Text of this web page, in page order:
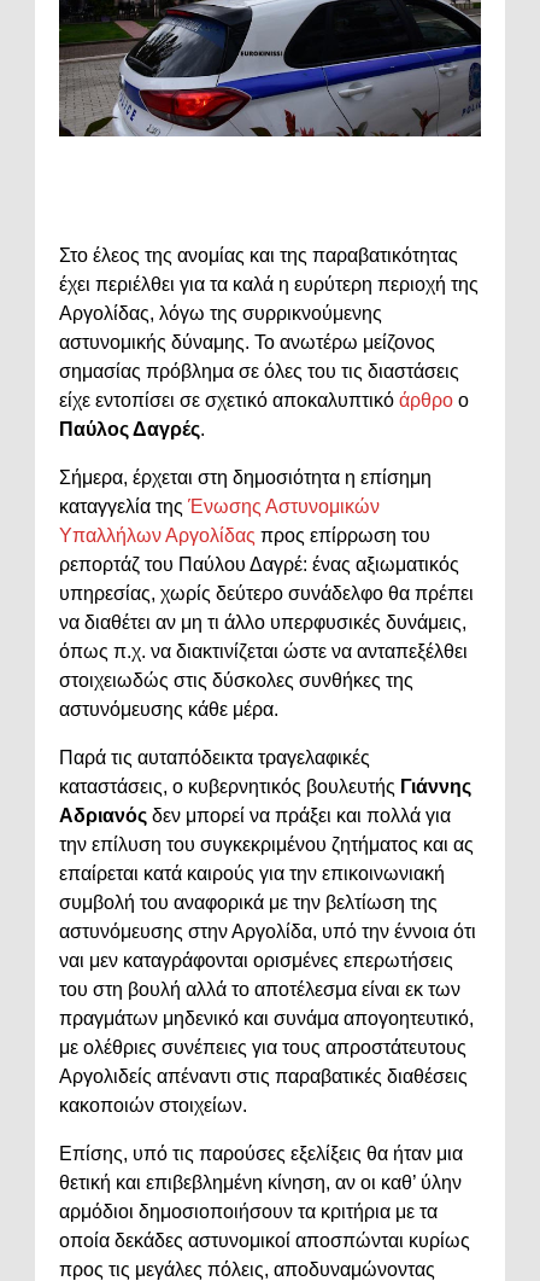
Στο έλεος της ανομίας και της παραβατικότητας
έχει περιέλθει για τα καλά η ευρύτερη περιοχή της
Αργολίδας, λόγω της συρρικνούμενης
αστυνομικής δύναμης. Το ανωτέρω μείζονος
σημασίας πρόβλημα σε όλες του τις διαστάσεις
είχε εντοπίσει σε σχετικό αποκαλυπτικό άρθρο ο
Παύλος Δαγρές.
Σήμερα, έρχεται στη δημοσιότητα η επίσημη
καταγγελία της Ένωσης Αστυνομικών
Υπαλλήλων Αργολίδας προς επίρρωση του
ρεπορτάζ του Παύλου Δαγρέ: ένας αξιωματικός
υπηρεσίας, χωρίς δεύτερο συνάδελφο θα πρέπει
να διαθέτει αν μη τι άλλο υπερφυσικές δυνάμεις,
όπως π.χ. να διακτινίζεται ώστε να ανταπεξέλθει
στοιχειωδώς στις δύσκολες συνθήκες της
αστυνόμευσης κάθε μέρα.
Παρά τις αυταπόδεικτα τραγελαφικές
καταστάσεις, ο κυβερνητικός βουλευτής Γιάννης
Αδριανός δεν μπορεί να πράξει και πολλά για
την επίλυση του συγκεκριμένου ζητήματος και ας
επαίρεται κατά καιρούς για την επικοινωνιακή
συμβολή του αναφορικά με την βελτίωση της
αστυνόμευσης στην Αργολίδα, υπό την έννοια ότι
ναι μεν καταγράφονται ορισμένες επερωτήσεις
του στη βουλή αλλά το αποτέλεσμα είναι εκ των
πραγμάτων μηδενικό και συνάμα απογοητευτικό,
με ολέθριες συνέπειες για τους απροστάτευτους
Αργολιδείς απέναντι στις παραβατικές διαθέσεις
κακοποιών στοιχείων.
Επίσης, υπό τις παρούσες εξελίξεις θα ήταν μια
θετική και επιβεβλημένη κίνηση, αν οι καθ’ ύλην
αρμόδιοι δημοσιοποιήσουν τα κριτήρια με τα
οποία δεκάδες αστυνομικοί αποσπώνται κυρίως
προς τις μεγάλες πόλεις, αποδυναμώνοντας